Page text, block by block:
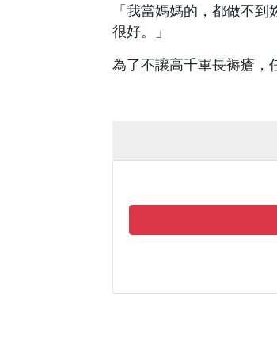
「我當媽媽的，都做不
很好。」
為了不讓高千軍長褥瘡，